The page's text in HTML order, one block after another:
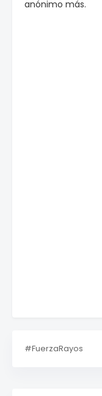
anónimo más.
#FuerzaRayos